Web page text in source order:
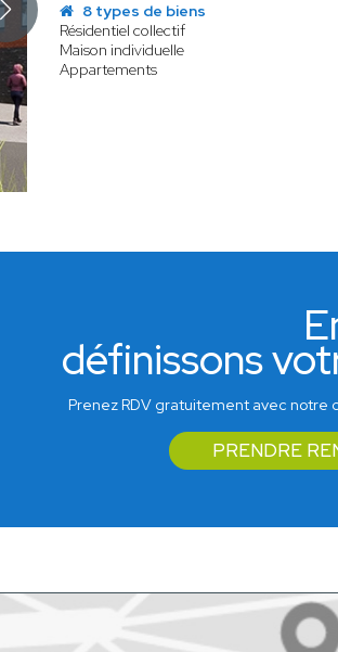
8 types de biens
Résidentiel collectif
Maison individuelle
Appartements
définissons
Prenez RDV gratuitement avec notre
PRENDRE